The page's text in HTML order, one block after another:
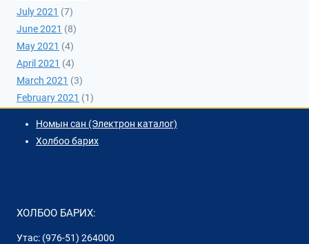
July 2021 (7)
June 2021 (8)
May 2021 (4)
April 2021 (4)
March 2021 (3)
February 2021 (1)
Номын сан (Электрон каталог)
Холбоо барих
ХОЛБОО БАРИХ:
Утас: (976-51) 264000